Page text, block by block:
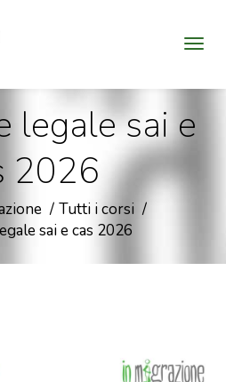
legale sai e
2026
Tutti i corsi
sai e cas 2026